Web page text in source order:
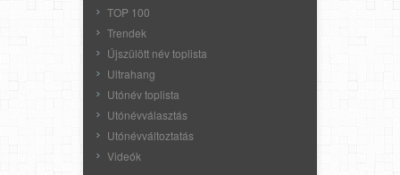
TOP 100
Trendek
Újszülött név toplista
Ultrahang
Utónév toplista
Utónévválasztás
Utónévváltoztatás
Videók